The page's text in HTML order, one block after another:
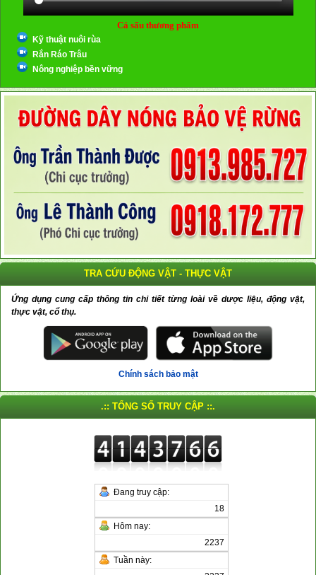
Cá sấu thương phẩm
Kỹ thuật nuôi rùa
Rắn Ráo Trâu
Nông nghiệp bền vững
TRA CỨU ĐỘNG VẬT - THỰC VẬT
Ứng dụng cung cấp thông tin chi tiết từng loài về dược liệu, động vật,
thực vật, cổ thụ.
Chính sách bảo mật
.:: TỔNG SỐ TRUY CẬP ::.
Đang truy cập:
18
Hôm nay:
2237
Tuần này: